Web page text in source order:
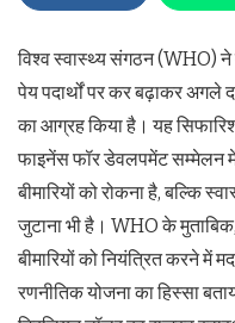
विश्व स्वास्थ्य संगठन (WHO)
पेय पदार्थों पर कर बढ़ाकर अगले
का आग्रह किया है। यह
फाइनेंस फॉर डेवलपमेंट सम्मेलन
बीमारियों को रोकना है, बल्कि
जुटाना भी है। WHO के
बीमारियों को नियंत्रित करने में
रणनीतिक योजना का हिस्सा